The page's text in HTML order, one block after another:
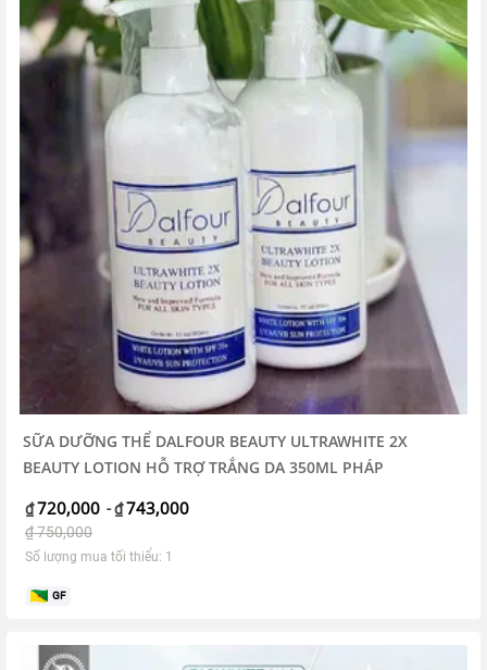
SỮA DƯỠNG THỂ DALFOUR BEAUTY ULTRAWHITE 2X
BEAUTY LOTION HỖ TRỢ TRẮNG DA 350ML PHÁP
₫720,000 -₫743,000
₫750,000
Số lượng mua tối thiểu: 1
GF